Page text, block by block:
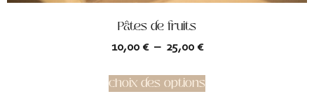
Pâtes de fruits
10,00 € – 25,00 €
choix des options